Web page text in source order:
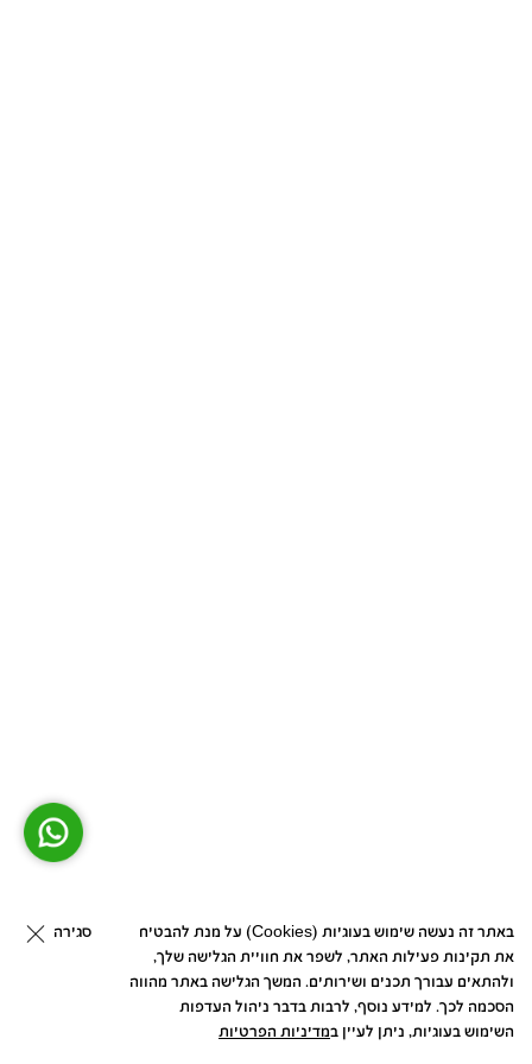
באתר זה נעשה שימוש בעוגיות (Cookies) על מנת להבטיח
את תקינות פעילות האתר, לשפר את חוויית הגלישה שלך,
ולהתאים עבורך תכנים ושירותים. המשך הגלישה באתר מהווה
הסכמה לכך. למידע נוסף, לרבות בדבר ניהול העדפות
השימוש בעוגיות, ניתן לעיין במדיניות הפרטיות
סגירה